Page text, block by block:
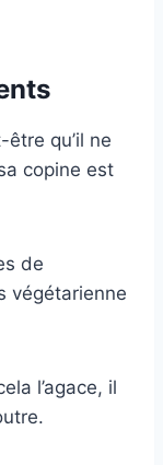
qu’il ne
copine est
de
végétarienne
l’agace, il